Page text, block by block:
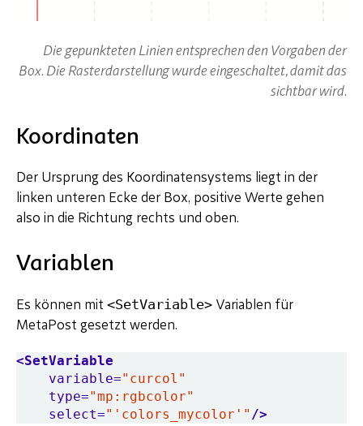
Die gepunkteten Linien entsprechen den Vorgaben der
Box. Die Rasterdarstellung wurde eingeschaltet, damit das
sichtbar wird.
Koordinaten
Der Ursprung des Koordinatensystems liegt in der
linken unteren Ecke der Box, positive Werte gehen
also in die Richtung rechts und oben.
Variablen
Es können mit <SetVariable> Variablen für
MetaPost gesetzt werden.
<SetVariable
variable="curcol"
type="mp:rgbcolor"
select="'colors_mycolor'" />